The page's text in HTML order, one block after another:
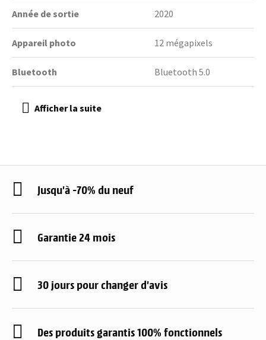
Année de sortie 2020
Appareil photo 12 mégapixels
Bluetooth Bluetooth 5.0
Jusqu'à -70% du neuf
Garantie 24 mois
30 jours pour changer d'avis
Des produits garantis 100% fonctionnels